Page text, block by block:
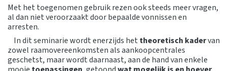
Met het toegenomen gebruik rezen ook steeds meer vragen,
al dan niet veroorzaakt door bepaalde vonnissen en
arresten.
In dit seminarie wordt enerzijds het theoretisch kadervan
zowel raamovereenkomsten als aankoopcentrales
geschetst, maar wordt daarnaast, aan de hand van enkele